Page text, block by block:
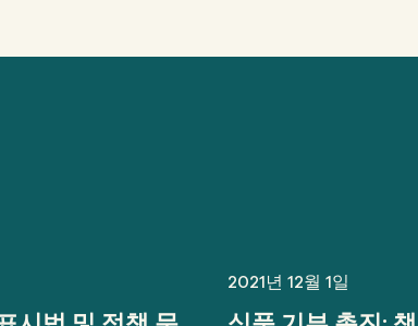
2021년 12월 1일